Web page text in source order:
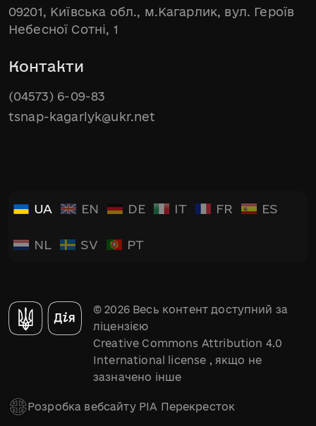
09201, Київська обл., м.Кагарлик, вул. Героїв
Небесної Сотні, 1
Контакти
(04573) 6-09-83
tsnap-kagarlyk@ukr.net
UA EN DE IT FR ES
NL SV PT
© 2026 Весь контент доступний за
ліцензією
Creative Commons Attribution 4.0
International license , якщо не
зазначено інше
Розробка вебсайту РІА Перекресток